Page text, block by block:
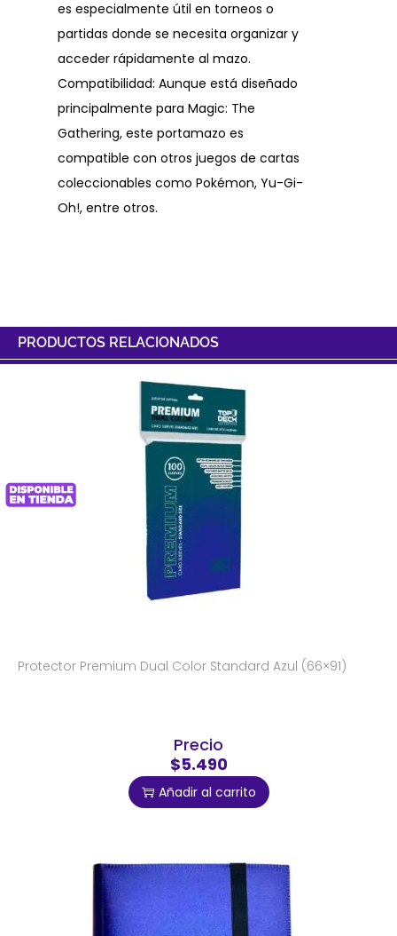
es especialmente útil en torneos o
partidas donde se necesita organizar y
acceder rápidamente al mazo.
Compatibilidad: Aunque está diseñado
principalmente para Magic: The
Gathering, este portamazo es
compatible con otros juegos de cartas
coleccionables como Pokémon, Yu-Gi-
Oh!, entre otros.
PRODUCTOS RELACIONADOS
Protector Premium Dual Color Standard Azul (66×91)
Precio
$5.490
Añadir al carrito